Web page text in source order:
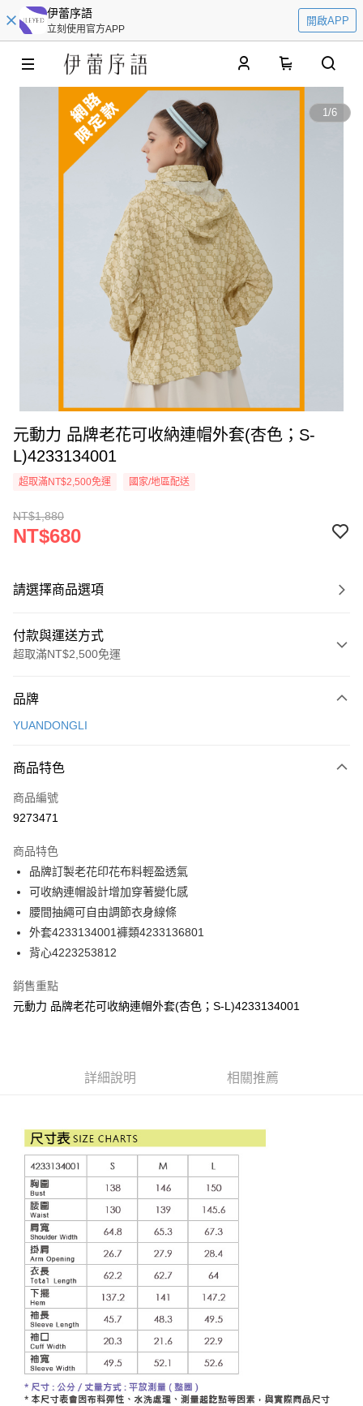
伊蕾序語
立刻使用官方APP
開啟APP
1/6
元動力 品牌老花可收納連帽外套(杏色；S-
L)4233134001
超取滿NT$2,500免運 國家/地區配送
NT$1,880
NT$680
請選擇商品選項
付款與運送方式
超取滿NT$2,500免運
信用卡一次付款
3 期 0 利率 每期
合作金庫商業銀行
上海商業儲蓄銀行
臺灣中小企業銀行
匯豐（台灣）商業銀行
聯邦商業銀行
元大商業銀行
玉山商業銀行
星展（台灣）商業銀行
台灣樂天信用卡公司
超商取貨付款
LINE Pay
Apple Pay
街口支付
悠遊付
全盈+PAY
相關說明
【大哥付你分期使用說明】
3.實際核准額度、可分期數及費用金額請依後續交易確認頁面所載為準。
法說明評估內容。
【繳款方式說明】
醒簡訊。
2.透過簡訊連結打開帳單後，可選擇「超商條碼／台灣大直營門市／銀行轉
帳／街口支付／iPASS MONEY」等通路繳費。
【注意事項】
1.本服務係由「台灣大哥大股份有限公司」（以下簡稱本公司）所提供，讓
用戶於交易時，得透過本服務購買商品或服務，並由商店將買賣／分期付款
買賣價金債權讓與本公司後，依約使用本公司帳單繳交帳款。
2.基於同意付款使用「大哥付你分期」之契約關係目的，商店將以您的個人
資料（包含姓名、電話或地址）提供予台灣大哥大進項蒐集、處理及利用，
由本公司與您本人進行分期帳單所需資料之確認、核對及更正。
3.完整用戶服務條款，請詳閱以下連結：
https://oppay.tw/userRule
AFTEE先享後付是「在收到商品之後才付款」的支付方式。 讓您購物簡單
３．安心：先確認商品／服務後，再付款。
【「AFTEE先享後付」結帳流程】
１．於結帳方式選擇「AFTEE先享後付」後，將跳轉至「AFTEE先享後付」
結帳頁面，進行簡訊認證並確認金額後，即可完成結帳。
２．訂單成立數日內，您將收到繳費通知簡訊。
３．收到繳費通知簡訊後14天內，點擊此簡訊中的連結，可透過四大超商／
ATM／網路銀行／等多元方式進行付款，方視為交易完成。
※ 請注意：結帳手續完成當下不需立刻繳費，但若您需要取消訂單，請聯絡
購買商品的店家。未經商家同意取消之訂單仍視為有效，需透過AFTEE先享
後付繳納相關費用。
※ 交易是否成功請以「AFTEE先享後付 」之結帳頁面顯示為準，若有關於
是否繳費成功／繳費後需取消欲退款等相關疑問，請聯繫「AFTEE先享後付
客戶支援中心」
https://netprotections.freshdesk.com/support/home
【注意事項】
１．透過由恩沛科技股份有限公司提供之「AFTEE先享後付」服務完成之交
易，需依本服務之必要範圍內提供個人資料，並將交易相關給付款項請求債
權轉讓予恩沛科技股份有限公司。
每筆NT$120，滿NT$2,500(含以上)免運費
付款後全家取貨
每筆NT$120，滿NT$2,500(含以上)免運費
萊爾富取貨付款
每筆NT$120，滿NT$2,500(含以上)免運費
付款後萊爾富取貨
每筆NT$120，滿NT$2,500(含以上)免運費
7-11取貨付款
每筆NT$120，滿NT$2,500(含以上)免運費
付款後7-11取貨
每筆NT$120，滿NT$2,500(含以上)免運費
品牌
YUANDONGLI
商品特色
商品編號
9273471
商品特色
品牌訂製老花印花布料輕盈透氣
可收納連帽設計增加穿著變化感
腰間抽繩可自由調節衣身線條
外套4233134001褲類4233136801
背心4223253812
銷售重點
元動力 品牌老花可收納連帽外套(杏色；S-L)4233134001
詳細說明 相關推薦